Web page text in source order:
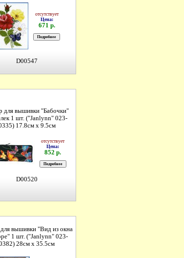
отсутствует
Цена:
671 р.
D00547
для вышивки "Бабочки"
1 шт. ("Janlynn" 023-
17.8см х 9.5см
отсутствует
Цена:
852 р.
D00520
вышивки "Вид из окна
1 шт. ("Janlynn" 023-
28см х 35.5см